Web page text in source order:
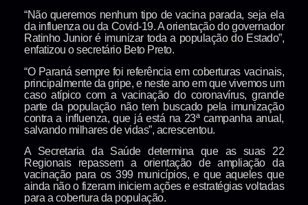
“Não queremos nenhum tipo de vacina parada, seja ela
da influenza ou da Covid-19. A orientação do governador
Ratinho Junior é imunizar toda a população do Estado”,
enfatizou o secretário Beto Preto.
“O Paraná sempre foi referência em coberturas vacinais,
principalmente da gripe, e neste ano em que vivemos um
caso atípico com a vacinação do coronavírus, grande
parte da população não tem buscado pela imunização
contra a influenza, que já está na 23ª campanha anual,
salvando milhares de vidas”, acrescentou.
A Secretaria da Saúde determina que as suas 22
Regionais repassem a orientação de ampliação da
vacinação para os 399 municípios, e que aqueles que
ainda não o fizeram iniciem ações e estratégias voltadas
para a cobertura da população.